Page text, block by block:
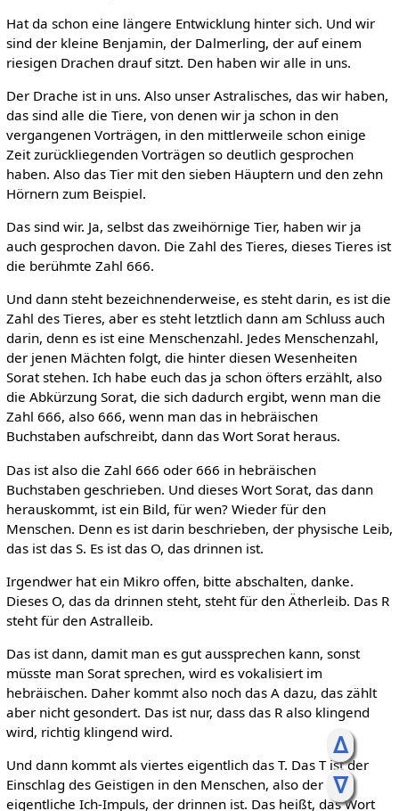
ᐃ
ᐁ
Hat da schon eine längere Entwicklung hinter sich. Und wir
sind der kleine Benjamin, der Dalmerling, der auf einem
riesigen Drachen drauf sitzt. Den haben wir alle in uns.
Der Drache ist in uns. Also unser Astralisches, das wir haben,
das sind alle die Tiere, von denen wir ja schon in den
vergangenen Vorträgen, in den mittlerweile schon einige
Zeit zurückliegenden Vorträgen so deutlich gesprochen
haben. Also das Tier mit den sieben Häuptern und den zehn
Hörnern zum Beispiel.
Das sind wir. Ja, selbst das zweihörnige Tier, haben wir ja
auch gesprochen davon. Die Zahl des Tieres, dieses Tieres ist
die berühmte Zahl 666.
Und dann steht bezeichnenderweise, es steht darin, es ist die
Zahl des Tieres, aber es steht letztlich dann am Schluss auch
darin, denn es ist eine Menschenzahl. Jedes Menschenzahl,
der jenen Mächten folgt, die hinter diesen Wesenheiten
Sorat stehen. Ich habe euch das ja schon öfters erzählt, also
die Abkürzung Sorat, die sich dadurch ergibt, wenn man die
Zahl 666, also 666, wenn man das in hebräischen
Buchstaben aufschreibt, dann das Wort Sorat heraus.
Das ist also die Zahl 666 oder 666 in hebräischen
Buchstaben geschrieben. Und dieses Wort Sorat, das dann
herauskommt, ist ein Bild, für wen? Wieder für den
Menschen. Denn es ist darin beschrieben, der physische Leib,
das ist das S. Es ist das O, das drinnen ist.
Irgendwer hat ein Mikro offen, bitte abschalten, danke.
Dieses O, das da drinnen steht, steht für den Ätherleib. Das R
steht für den Astralleib.
Das ist dann, damit man es gut aussprechen kann, sonst
müsste man Sorat sprechen, wird es vokalisiert im
hebräischen. Daher kommt also noch das A dazu, das zählt
aber nicht gesondert. Das ist nur, dass das R also klingend
wird, richtig klingend wird.
Und dann kommt als viertes eigentlich das T. Das T ist der
Einschlag des Geistigen in den Menschen, also der
eigentliche Ich-Impuls, der drinnen ist. Das heißt, das Wort